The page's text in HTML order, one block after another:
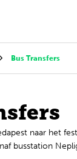
Bus Transfers
naar het
busstation